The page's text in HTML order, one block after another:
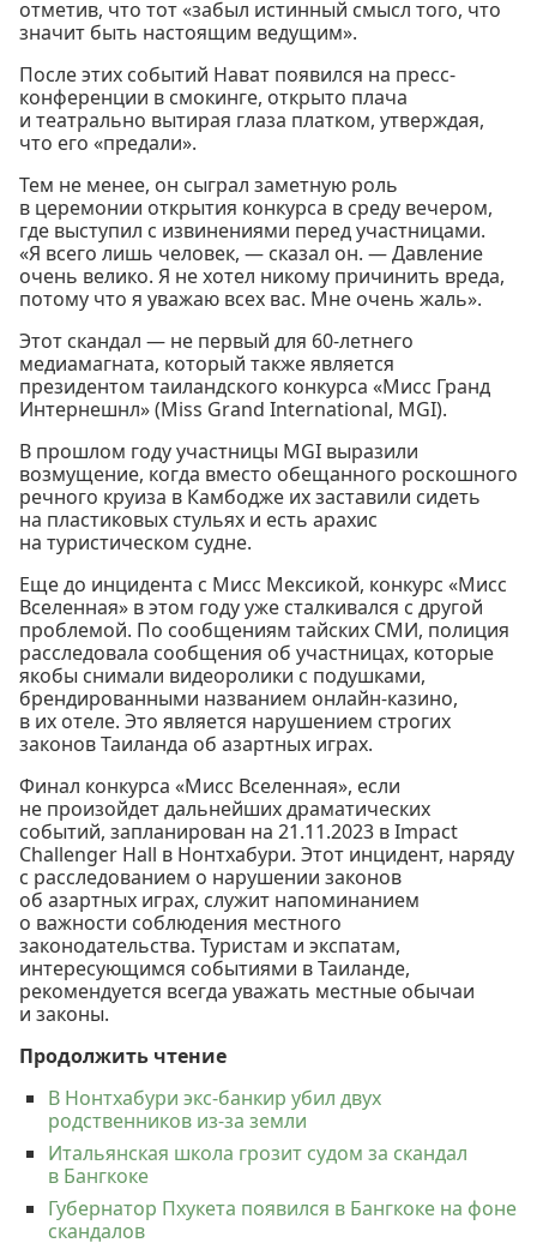
отметив, что тот «забыл истинный смысл того, что
значит быть настоящим ведущим».
После этих событий Нават появился на пресс-
конференции в смокинге, открыто плача
и театрально вытирая глаза платком, утверждая,
что его «предали».
Тем не менее, он сыграл заметную роль
в церемонии открытия конкурса в среду вечером,
где выступил с извинениями перед участницами.
«Я всего лишь человек, — сказал он. — Давление
очень велико. Я не хотел никому причинить вреда,
потому что я уважаю всех вас. Мне очень жаль».
Этот скандал — не первый для 60-летнего
медиамагната, который также является
президентом таиландского конкурса «Мисс Гранд
Интернешнл» (Miss Grand International, MGI).
В прошлом году участницы MGI выразили
возмущение, когда вместо обещанного роскошного
речного круиза в Камбодже их заставили сидеть
на пластиковых стульях и есть арахис
на туристическом судне.
Еще до инцидента с Мисс Мексикой, конкурс «Мисс
Вселенная» в этом году уже сталкивался с другой
проблемой. По сообщениям тайских СМИ, полиция
расследовала сообщения об участницах, которые
якобы снимали видеоролики с подушками,
брендированными названием онлайн-казино,
в их отеле. Это является нарушением строгих
законов Таиланда об азартных играх.
Финал конкурса «Мисс Вселенная», если
не произойдет дальнейших драматических
событий, запланирован на 21.11.2023 в Impact
Challenger Hall в Нонтхабури. Этот инцидент, наряду
с расследованием о нарушении законов
об азартных играх, служит напоминанием
о важности соблюдения местного
законодательства. Туристам и экспатам,
интересующимся событиями в Таиланде,
рекомендуется всегда уважать местные обычаи
и законы.
Продолжить чтение
В Нонтхабури экс-банкир убил двух
родственников из-за земли
Итальянская школа грозит судом за скандал
в Бангкоке
Губернатор Пхукета появился в Бангкоке на фоне
скандалов